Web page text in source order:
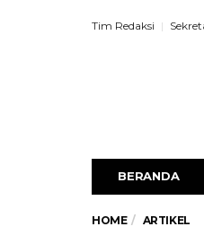
Tim Redaksi
BERANDA
HOME ARTIKEL